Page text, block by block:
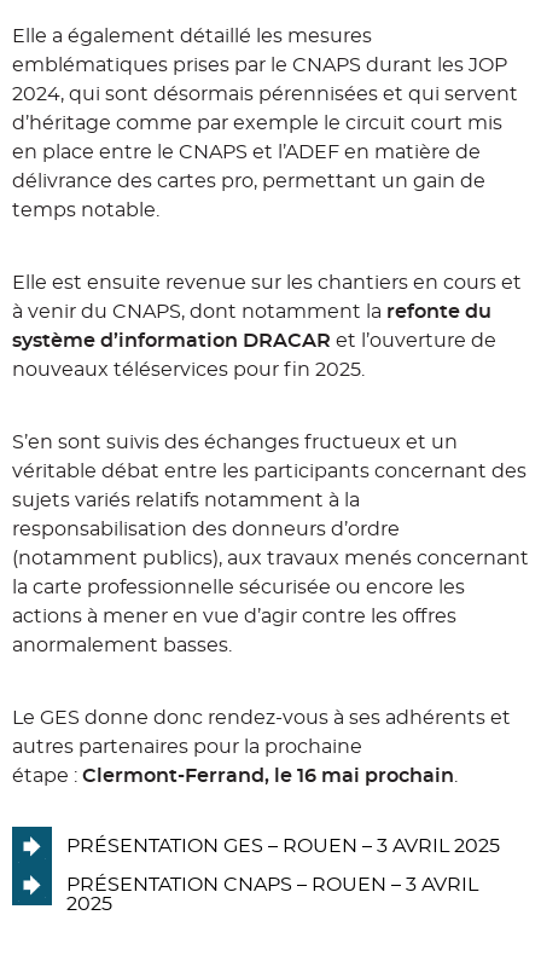
Elle a également détaillé les mesures
emblématiques prises par le CNAPS durant les JOP
2024, qui sont désormais pérennisées et qui servent
d’héritage comme par exemple le circuit court mis
en place entre le CNAPS et l’ADEF en matière de
délivrance des cartes pro, permettant un gain de
temps notable.
Elle est ensuite revenue sur les chantiers en cours et
à venir du CNAPS, dont notamment la refonte du
système d’information DRACAR et l’ouverture de
nouveaux téléservices pour fin 2025.
S’en sont suivis des échanges fructueux et un
véritable débat entre les participants concernant des
sujets variés relatifs notamment à la
responsabilisation des donneurs d’ordre
(notamment publics), aux travaux menés concernant
la carte professionnelle sécurisée ou encore les
actions à mener en vue d’agir contre les offres
anormalement basses.
Le GES donne donc rendez-vous à ses adhérents et
autres partenaires pour la prochaine
étape : Clermont-Ferrand, le 16 mai prochain
PRÉSENTATION GES – ROUEN – 3 AVRIL 2025
PRÉSENTATION CNAPS – ROUEN – 3 AVRIL
2025